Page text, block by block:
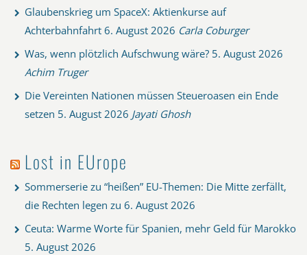
Glaubenskrieg um SpaceX: Aktienkurse auf
Achterbahnfahrt 6. August 2026 Carla Coburger
Was, wenn plötzlich Aufschwung wäre? 5. August 2026
Achim Truger
Die Vereinten Nationen müssen Steueroasen ein Ende
setzen 5. August 2026 Jayati Ghosh
Lost in EUrope
Sommerserie zu “heißen” EU-Themen: Die Mitte zerfällt,
die Rechten legen zu 6. August 2026
Ceuta: Warme Worte für Spanien, mehr Geld für Marokko
5. August 2026